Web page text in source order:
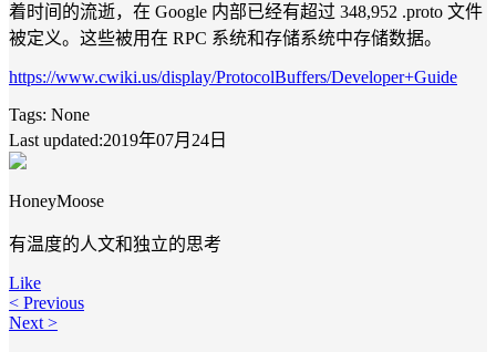
着时间的流逝，在 Google 内部已经有超过 348,952 .proto 文件
被定义。这些被用在 RPC 系统和存储系统中存储数据。
https://www.cwiki.us/display/ProtocolBuffers/Developer+Guide
Tags: None
Last updated:2019年07月24日
HoneyMoose
有温度的人文和独立的思考
Like
< Previous
Next >